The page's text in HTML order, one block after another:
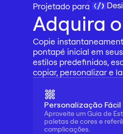
Projetado para
Adquira
Copie
pontapé inicial em
estilos predefinidos,
copiar, personalizar e
Personalização Fácil
Aproveite um Guia de
paletas de cores e
complicações.